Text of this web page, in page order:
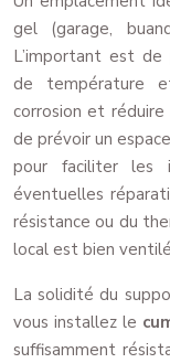
gel (garage,
L’important est de
de température
corrosion et
de prévoir un
pour faciliter les
éventuelles
résistance ou du
local est bien
La solidité du
vous installez le
suffisamment